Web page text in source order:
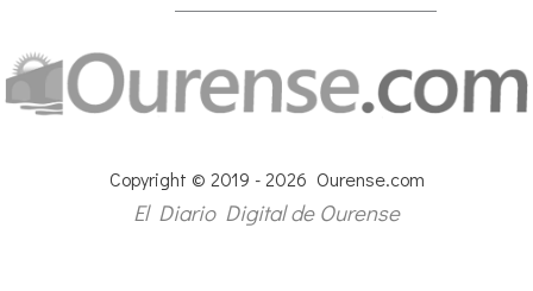
Copyright © 2019 - 2026 Ourense.com
El Diario Digital de Ourense